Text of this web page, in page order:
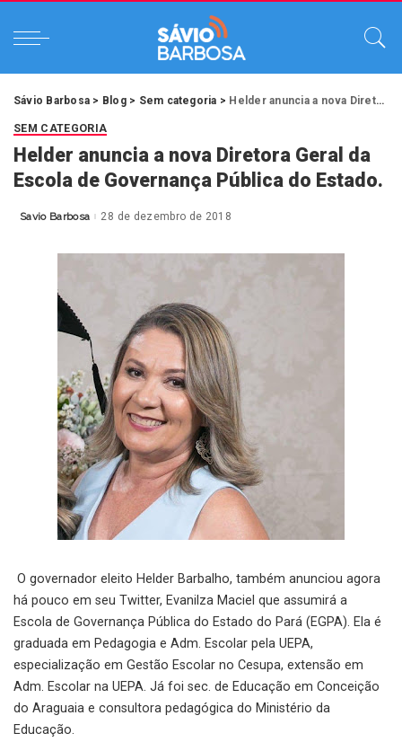
Sávio Barbosa > Blog> Sem categoria > Helder anuncia a nova Diretora Geral da Escola de Governança Pública do Estado.
SEM CATEGORIA
Helder anuncia a nova Diretora Geral da
Escola de Governança Pública do Estado.
Posted
Savio Barbosa 28 de dezembro de 2018
O governador eleito Helder Barbalho, também anunciou agora
há pouco em seu Twitter, Evanilza Maciel que assumirá a
Escola de Governança Pública do Estado do Pará (EGPA). Ela é
graduada em Pedagogia e Adm. Escolar pela UEPA,
especialização em Gestão Escolar no Cesupa, extensão em
Adm. Escolar na UEPA. Já foi sec. de Educação em Conceição
do Araguaia e consultora pedagógica do Ministério da
Educação.